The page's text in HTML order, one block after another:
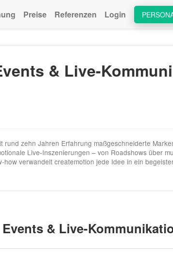
Preise Referenzen Login
& Live-
zehn Jahren Erfahrung maßgeschneiderte
Live‑Inszenierungen – von Roadshows über
verwandelt createmotion jede Idee in ein
& Live-